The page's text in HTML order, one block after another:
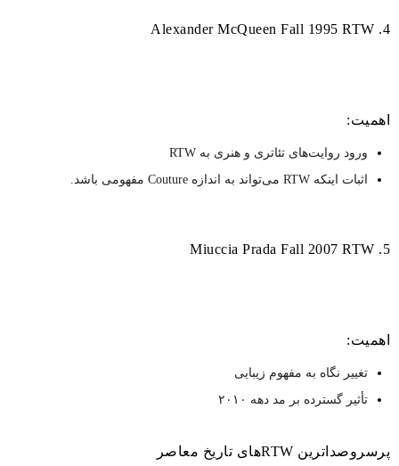
4. Alexander McQueen Fall 1995 RTW
اهمیت:
ورود روایت‌های تئاتری و هنری به RTW
اثبات اینکه RTW می‌تواند به اندازه Couture مفهومی باشد.
5. Miuccia Prada Fall 2007 RTW
اهمیت:
تغییر نگاه به مفهوم زیبایی
تأثیر گسترده بر مد دهه ۲۰۱۰
پرسروصداترین RTWهای تاریخ معاصر